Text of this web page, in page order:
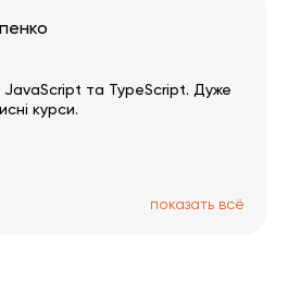
этот вид обучения я еще не
хочу отметить
Охрименко, который очень
(курсы Javascript). Кстати
Starter был 10 дней
та TypeScript. Дуже
курси.
показать всё